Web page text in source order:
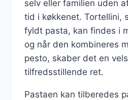
selv eller familien uden
tid i køkkenet. Tortellini,
fyldt pasta, kan findes i
og når den kombineres
pesto, skaber det en
tilfredsstillende ret.
Pastaen kan tilberedes